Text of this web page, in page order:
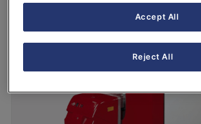
Reject All
Accept All